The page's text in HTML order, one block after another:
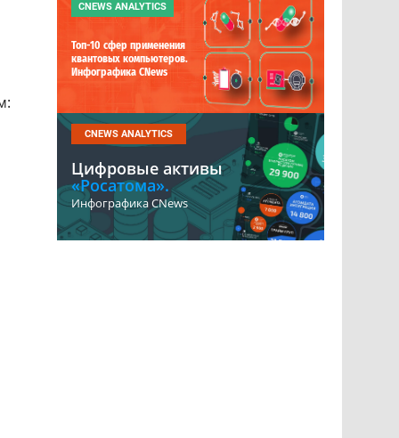
CNEWS ANALYTICS
Топ-10 сфер применения
квантовых компьютеров.
Инфографика CNews
CNEWS ANALYTICS
Цифровые активы
«Росатома».
Инфографика CNews